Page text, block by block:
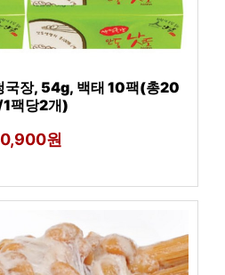
국장, 54g, 백태 10팩(총20
팩당2개)
원